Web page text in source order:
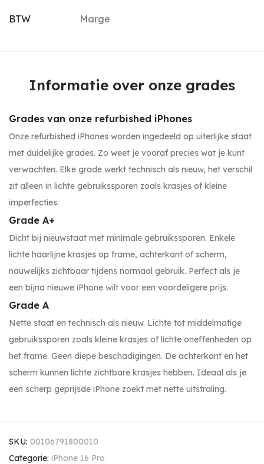
BTW Marge
Informatie over onze grades
Grades van onze refurbished iPhones
Onze refurbished iPhones worden ingedeeld op uiterlijke staat
met duidelijke grades. Zo weet je vooraf precies wat je kunt
verwachten. Elke grade werkt technisch als nieuw, het verschil
zit alleen in lichte gebruikssporen zoals krasjes of kleine
imperfecties.
Grade A+
Dicht bij nieuwstaat met minimale gebruikssporen. Enkele
lichte haarlijne krasjes op frame, achterkant of scherm,
nauwelijks zichtbaar tijdens normaal gebruik. Perfect als je
een bijna nieuwe iPhone wilt voor een voordeligere prijs.
Grade A
Nette staat en technisch als nieuw. Lichte tot middelmatige
gebruikssporen zoals kleine krasjes of lichte oneffenheden op
het frame. Geen diepe beschadigingen. De achterkant en het
scherm kunnen lichte zichtbare krasjes hebben. Ideaal als je
een scherp geprijsde iPhone zoekt met nette uitstraling.
SKU: 00106791800010
Categorie: iPhone 16 Pro